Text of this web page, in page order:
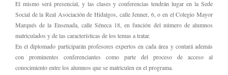
El mismo será presencial, y las clases y conferencias tendrán lugar en la Sede
Social de la Real Asociación de Hidalgos, calle Jenner, 6, o en el Colegio Mayor
Marqués de la Ensenada, calle Séneca 18, en función del número de alumnos
matriculados y de las características de los temas a tratar.
En el diplomado participarán profesores expertos en cada área y contará además
con prominentes conferenciantes como parte del proceso de acceso al
conocimiento entre los alumnos que se matriculen en el programa.